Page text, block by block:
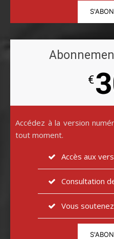
€
Accédez à la version
tout moment.
Accès aux
Consultation
Vous